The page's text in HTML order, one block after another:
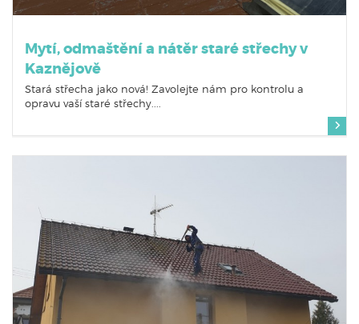
Mytí, odmaštění a nátěr staré střechy v
Kaznějově
Stará střecha jako nová! Zavolejte nám pro kontrolu a
opravu vaší staré střechy....